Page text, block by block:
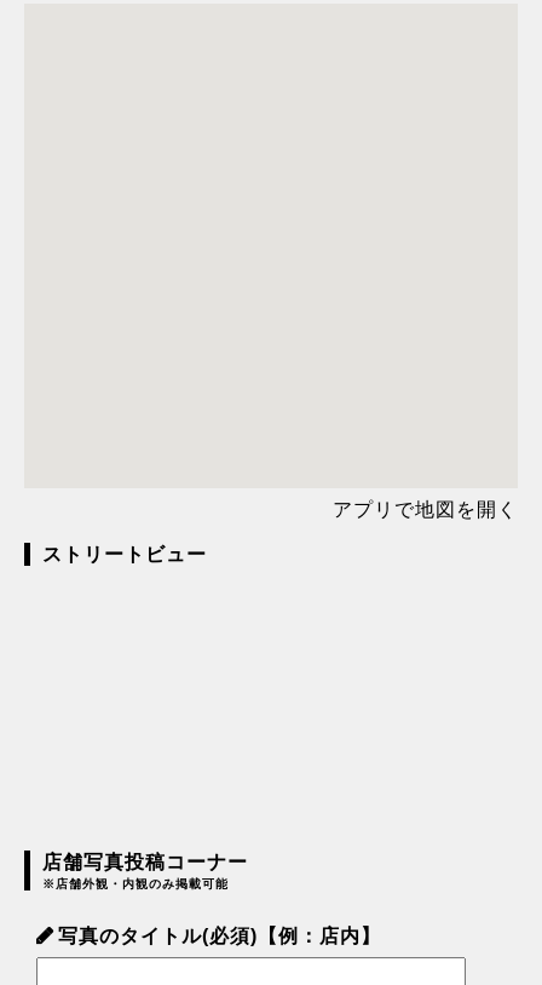
アプリで地図を開く
ストリートビュー
店舗写真投稿コーナー
※店舗外観・内観のみ掲載可能
写真のタイトル(必須)【例：店内】